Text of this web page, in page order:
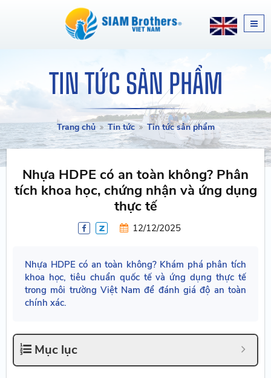
TIN TỨC SẢN PHẨM
Trang chủ Tin tức Tin tức sản phẩm
Nhựa HDPE có an toàn không? Phân
tích khoa học, chứng nhận và ứng dụng
thực tế
12/12/2025
Nhựa HDPE có an toàn không? Khám phá phân tích
khoa học, tiêu chuẩn quốc tế và ứng dụng thực tế
trong môi trường Việt Nam để đánh giá độ an toàn
chính xác.
Mục lục